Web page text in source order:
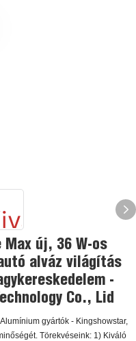
új, 36 W-os
alváz világítás
-
Co., Lid
gyártók - Kingshowstar,
Törekvéseink: 1) Kiváló